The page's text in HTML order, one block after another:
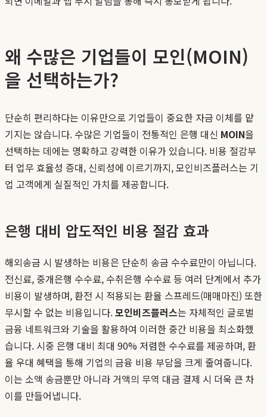
왜 수많은 기업들이 모인(MOIN)
을 선택하는가?
단순히 편리하다는 이유만으로 기업들이 중요한 자금 이체를 맡
기지는 않습니다. 수많은 기업들이 전통적인 은행 대신 MOIN을
선택하는 데에는 명확하고 강력한 이유가 있습니다. 비용 절감부
터 업무 효율성 증대, 신뢰성에 이르기까지, 모인비즈플러스는 기
업 고객에게 실질적인 가치를 제공합니다.
은행 대비 압도적인 비용 절감 효과
해외송금 시 발생하는 비용은 단순히 송금 수수료만이 아닙니다.
전신료, 중개은행 수수료, 수취은행 수수료 등 여러 단계에서 추가
비용이 발생하며, 환전 시 적용되는 환율 스프레드(매매마진) 또한
무시할 수 없는 비용입니다.모인비즈플러스는 자체적인 글로벌
금융 네트워크와 기술을 활용하여 이러한 중간 비용을 최소화했
습니다. 시중 은행 대비 최대 90% 저렴한 수수료를 제공하며, 환
율 우대 혜택을 통해 기업의 금융 비용 부담을 크게 줄여줍니다.
이는 소액 송금뿐만 아니라 거액의 무역 대금 결제 시 더욱 큰 차
이를 만들어냅니다.